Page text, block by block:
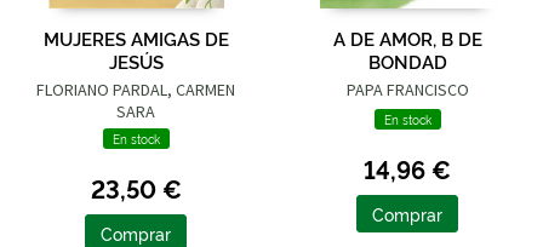
MUJERES AMIGAS DE
JESÚS
FLORIANO PARDAL, CARMEN
SARA
En stock
23,50 €
Comprar
A DE AMOR, B DE
BONDAD
PAPA FRANCISCO
En stock
14,96 €
Comprar